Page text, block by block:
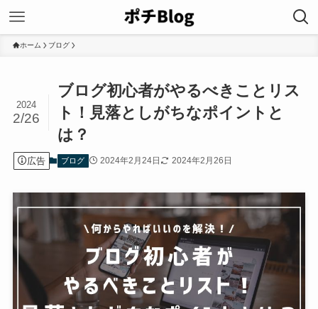
ホーム ブログ
ブログ初心者がやるべきことリス
ト！見落としがちなポイントと
は？
2024
2/26
広告 ブログ 2024年2月24日 2024年2月26日